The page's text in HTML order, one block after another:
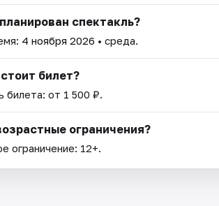
спектакль?
4 ноября 2026 • среда.
билет?
билета: от 1 500 ₽.
ограничения?
ограничение: 12+.